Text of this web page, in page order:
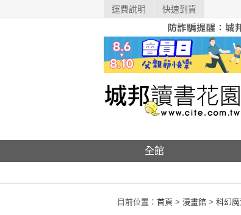
運費說明 快速到貨
全館
目前位置： 首頁 > 漫畫館 > 科幻